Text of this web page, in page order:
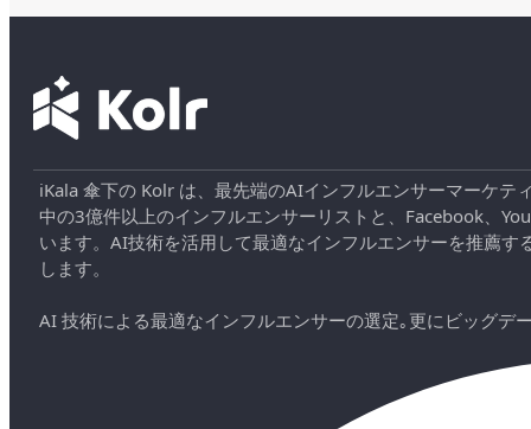
iKala 傘下の Kolr は、最先端のAIインフルエンサーマーケ
中の3億件以上のインフルエンサーリストと、Facebook、
います。AI技術を活用して最適なインフルエンサーを推薦
します。
AI 技術による最適なインフルエンサーの選定｡更にビッグデ